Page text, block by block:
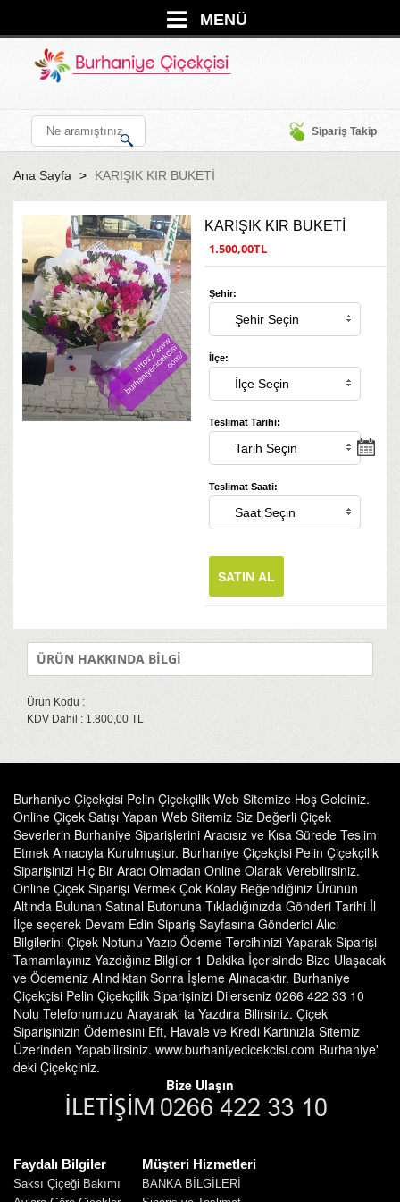
MENÜ
Sipariş Takip
Ana Sayfa KARIŞIK KIR BUKETİ
KARIŞIK KIR BUKETİ
1.500,00TL
Şehir:
İlçe:
Teslimat Tarihi:
Teslimat Saati:
SATIN AL
ÜRÜN HAKKINDA BİLGİ
Ürün Kodu :
KDV Dahil : 1.800,00 TL
Burhaniye Çiçekçisi Pelin Çiçekçilik Web Sitemize Hoş Geldiniz.
Online Çiçek Satışı Yapan Web Sitemiz Siz Değerli Çiçek
Severlerin Burhaniye Siparişlerini Aracısız ve Kısa Sürede Teslim
Etmek Amacıyla Kurulmuştur. Burhaniye Çiçekçisi Pelin Çiçekçilik
Siparişinizi Hiç Bir Aracı Olmadan Online Olarak Verebilirsiniz.
Online Çiçek Siparişi Vermek Çok Kolay Beğendiğiniz Ürünün
Altında Bulunan Satınal Butonuna Tıkladığınızda Gönderi Tarihi İl
İlçe seçerek Devam Edin Sipariş Sayfasına Gönderici Alıcı
Bilgilerini Çiçek Notunu Yazıp Ödeme Tercihinizi Yaparak Siparişi
Tamamlayınız Yazdığınız Bilgiler 1 Dakika İçerisinde Bize Ulaşacak
ve Ödemeniz Alındıktan Sonra İşleme Alınacaktır. Burhaniye
Çiçekçisi Pelin Çiçekçilik Siparişinizi Dilerseniz 0266 422 33 10
Nolu Telefonumuzu Arayarak' ta Yazdıra Bilirsiniz. Çiçek
Siparişinizin Ödemesini Eft, Havale ve Kredi Kartınızla Sitemiz
Üzerinden Yapabilirsiniz. www.burhaniyecicekcisi.com Burhaniye'
deki Çiçekçiniz.
Bize Ulaşın
Faydalı Bilgiler
Saksı Çiçeği Bakımı
Müşteri Hizmetleri
BANKA BİLGİLERİ